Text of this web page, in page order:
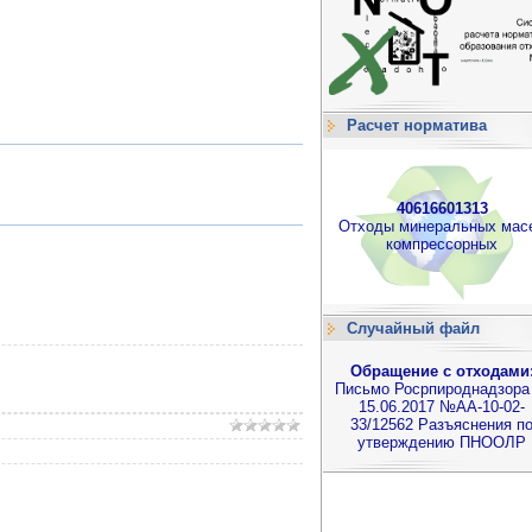
Расчет норматива
40616601313
Отходы минеральных
компрессорных
Случайный файл
Обращение с
Письмо Росрпироднадзора
15.06.2017 №АА-10-02-
33/12562 Разъяснения по
утверждению ПНООЛР